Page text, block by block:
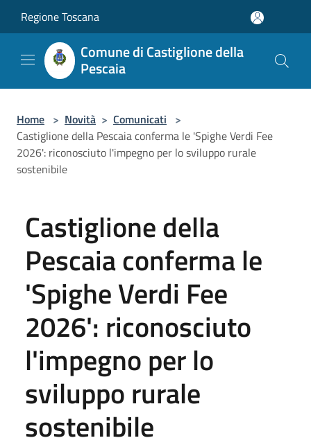
Regione Toscana
Comune di Castiglione della
Pescaia
Home > Novità > Comunicati >
Castiglione della Pescaia conferma le 'Spighe Verdi Fee
2026': riconosciuto l'impegno per lo sviluppo rurale
sostenibile
Castiglione della
Pescaia conferma le
'Spighe Verdi Fee
2026': riconosciuto
l'impegno per lo
sviluppo rurale
sostenibile